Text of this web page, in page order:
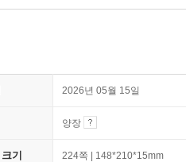
2026년 05월 15일
양장
기 224쪽 | 148*210*15mm